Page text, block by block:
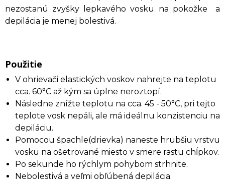
nezostanú zvyšky lepkavého vosku na pokožke a
depilácia je menej bolestivá.
Použitie
V ohrievači elastických voskov nahrejte na teplotu
cca. 60°C až kým sa úplne neroztopí.
Následne znížte teplotu na cca. 45 - 50°C, pri tejto
teplote vosk nepáli, ale má ideálnu konzistenciu na
depiláciu.
Pomocou špachle(drievka) naneste hrubšiu vrstvu
vosku na ošetrované miesto v smere rastu chĺpkov.
Po sekunde ho rýchlym pohybom strhnite.
Nebolestivá a veľmi obľúbená depilácia.